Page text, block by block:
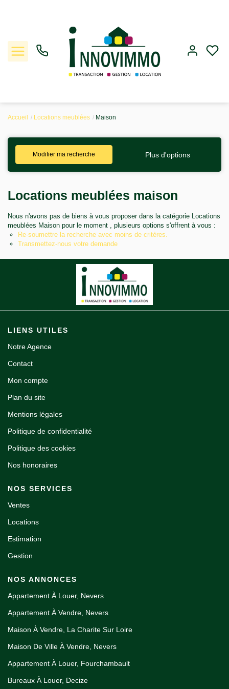
Locations
Gestion
Estimation
Notre agence
Accueil Locations meublées Maison
Modifier ma recherche Plus d'options
Locations meublées maison
Nous n'avons pas de biens à vous proposer dans la catégorie Locations
meublées Maison pour le moment , plusieurs options s'offrent à vous :
Re-soumettre la recherche avec moins de critères.
Transmettez-nous votre demande
LIENS UTILES
Notre Agence
Contact
Mon compte
Plan du site
Mentions légales
Politique de confidentialité
Politique des cookies
Nos honoraires
NOS SERVICES
Ventes
Locations
Estimation
Gestion
NOS ANNONCES
Appartement À Louer, Nevers
Appartement À Vendre, Nevers
Maison À Vendre, La Charite Sur Loire
Maison De Ville À Vendre, Nevers
Appartement À Louer, Fourchambault
Bureaux À Louer, Decize